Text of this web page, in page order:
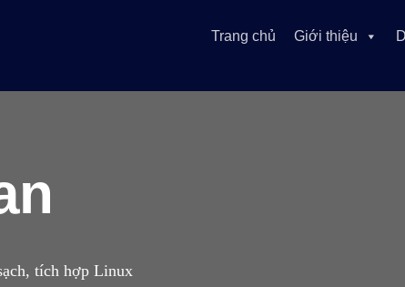
Trang chủ Giới thiệu
tích hợp Linux